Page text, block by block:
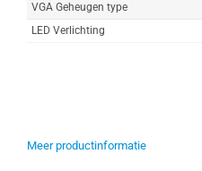
VGA Geheugen type
LED Verlichting
Meer productinformatie